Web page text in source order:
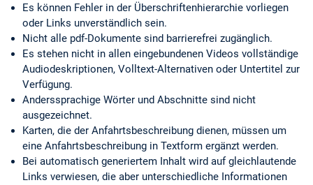
Es können Fehler in der Überschriftenhierarchie vorliegen
oder Links unverständlich sein.
Nicht alle pdf-Dokumente sind barrierefrei zugänglich.
Es stehen nicht in allen eingebundenen Videos vollständige
Audiodeskriptionen, Volltext-Alternativen oder Untertitel zur
Verfügung.
Anderssprachige Wörter und Abschnitte sind nicht
ausgezeichnet.
Karten, die der Anfahrtsbeschreibung dienen, müssen um
eine Anfahrtsbeschreibung in Textform ergänzt werden.
Bei automatisch generiertem Inhalt wird auf gleichlautende
Links verwiesen, die aber unterschiedliche Informationen